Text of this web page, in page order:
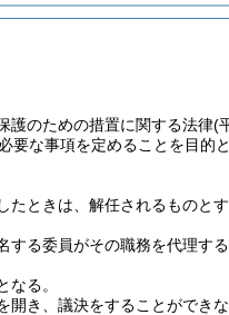
護のための措置に関する法律(
要な事項を定めることを目的と
ときは、解任されるものとす
る委員がその職務を代理する
る。
き、議決をすることができな